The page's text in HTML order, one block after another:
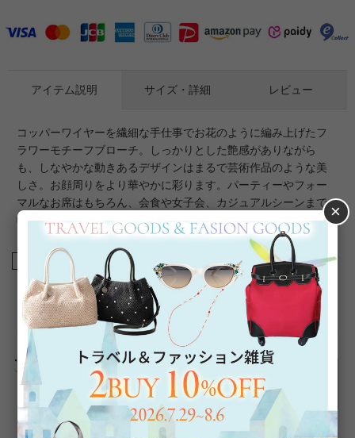
アイテム説明
コッパーワイヤーを繊細な手仕事でお花のように編み上げたフ
ラワーモチーフブローチ。しっかりとした艶感がありながら
も、しなやかな動きあるデザインはまるで芸術作品のような美
しさ。お顔周りをより華やかに彩ります。パーティーやフォー
マルなお席はもちろん、会食や女子会、カジュアルシーンまで
幅広くご利用いただけます。
サイズ・詳細 レビュー
商品番号 5260010
返品について
×